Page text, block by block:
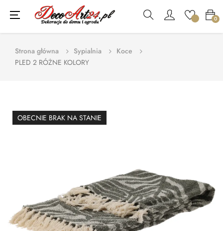
0
Toggle
navigation
☰
Strona główna Sypialnia
Koce
PLED 2 RÓŻNE KOLORY
OBECNIE BRAK NA STANIE